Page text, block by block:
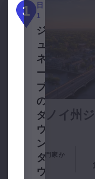
イリノイ州
地元の専門家か
ら
1
日
1
ジ
ュ
ネ
ー
ブ
の
ダ
ウ
ン
タ
ウ
2 日2
フォ
ック
ス川
沿い
然、
歴
史、
グル
メ
3 日3
ペッ
ク・
ファ
ー
パー
クで
家族
で楽
しも
う
1